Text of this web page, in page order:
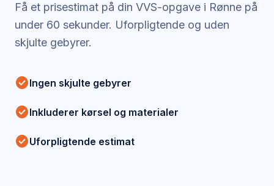
Få et prisestimat på din VVS-opgave i Rønne på
under 60 sekunder. Uforpligtende og uden
skjulte gebyrer.
check_circleIngen skjulte gebyrer
check_circleInkluderer kørsel og materialer
check_circleUforpligtende estimat